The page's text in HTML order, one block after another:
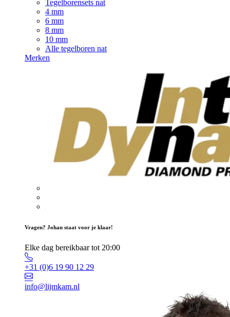
Tegelborensets nat
4 mm
6 mm
8 mm
10 mm
Alle tegelboren nat
Merken
Vragen? Johan staat voor je klaar!
Elke dag bereikbaar tot 20:00
+31 (0)6 19 90 12 29
info@lijmkam.nl